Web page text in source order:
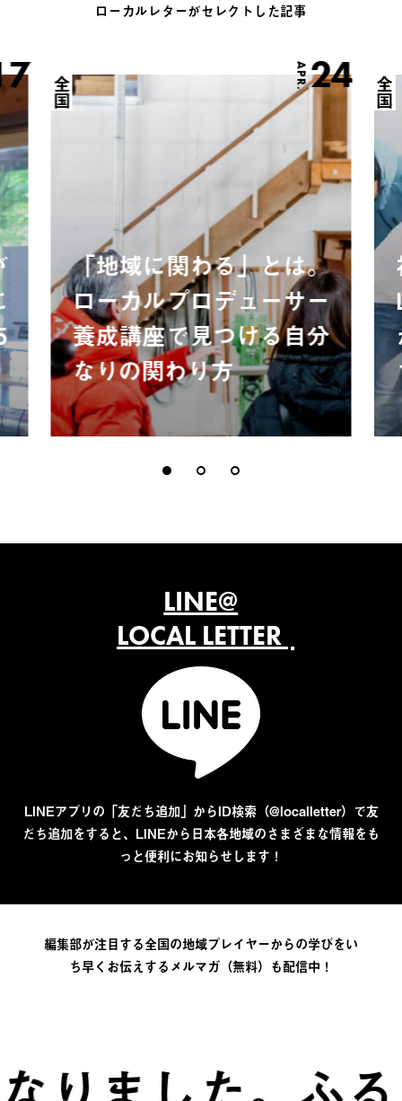
ローカルレターがセレクトした記事
APR.24
全国
「地域に関わる」とは。
ローカルプロデューサー
養成講座で見つける自分
なりの関わり方
全国
LINE@
LOCAL LETTER
LINEアプリの「友だち追加」からID検索（@localletter）で友
だち追加をすると、LINEから日本各地域のさまざまな情報をも
っと便利にお知らせします！
編集部が注目する全国の地域プレイヤーからの学びをい
ち早くお伝えするメルマガ（無料）も配信中！